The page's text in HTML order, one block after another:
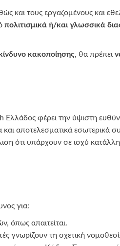
και τους εργαζομένους και
πολιτισμικά ή/και γλωσσικά
κακοποίησης, θα πρέπει
φέρει την ύψιστη
αποτελεσματικά εσωτερικά
ότι υπάρχουν σε ισχύ
για:
όπως απαιτείται.
γνωρίζουν τη σχετική